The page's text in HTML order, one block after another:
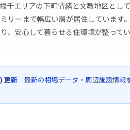
千エリアの下町情緒と文教地区とし
リーまで幅広い層が居住しています
、安心して暮らせる住環境が整ってい
更新 最新の相場データ・周辺施設情報